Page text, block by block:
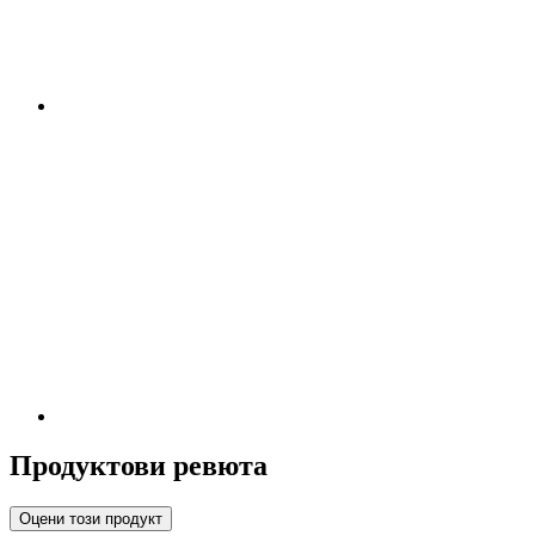
Продуктови ревюта
Оцени този продукт